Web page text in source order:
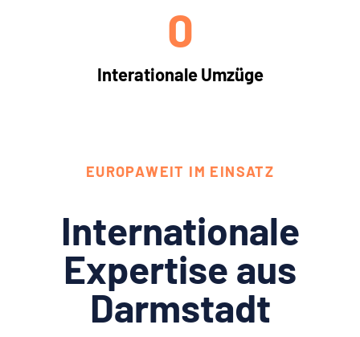
Interationale Umzüge
0
EUROPAWEIT IM EINSATZ
Internationale
Expertise aus
Darmstadt